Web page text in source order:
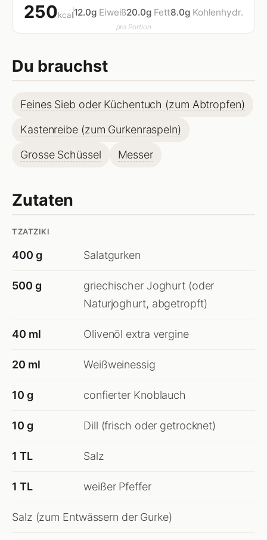
250kcal12.0g Eiweiß20.0g Fett8.0g Kohlenhydr.
pro Portion
Du brauchst
Feines Sieb oder Küchentuch (zum Abtropfen)
Kastenreibe (zum Gurkenraspeln)
Grosse Schüssel
Messer
Zutaten
TZATZIKI
400 g Salatgurken
500 g
griechischer Joghurt (oder
Naturjoghurt, abgetropft)
40 ml Olivenöl extra vergine
20 ml Weißweinessig
10 g confierter Knoblauch
10 g Dill (frisch oder getrocknet)
1 TL Salz
1 TL weißer Pfeffer
Salz (zum Entwässern der Gurke)